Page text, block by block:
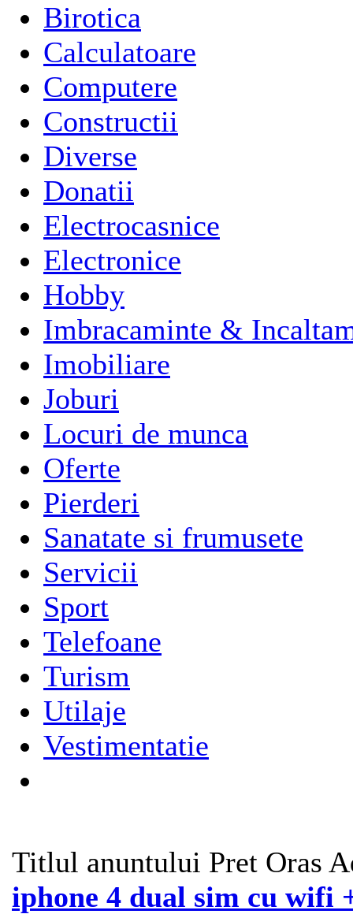
Birotica
Calculatoare
Computere
Constructii
Diverse
Donatii
Electrocasnice
Electronice
Hobby
Imbracaminte &
Imobiliare
Joburi
Locuri de munca
Oferte
Pierderi
Sanatate si frumusete
Servicii
Sport
Telefoane
Turism
Utilaje
Vestimentatie
Titlul anuntului Pret Oras
iphone 4 dual sim cu wifi